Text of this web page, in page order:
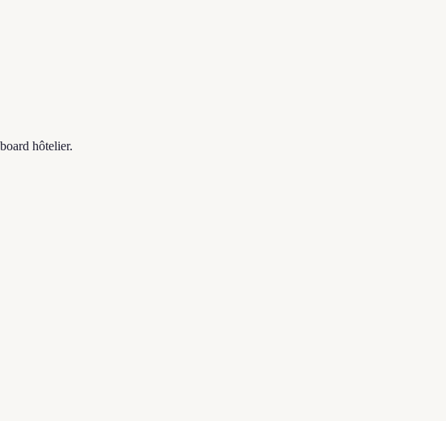
hôtelier.